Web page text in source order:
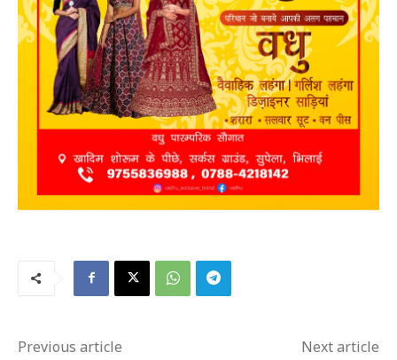
Previous article
Next article